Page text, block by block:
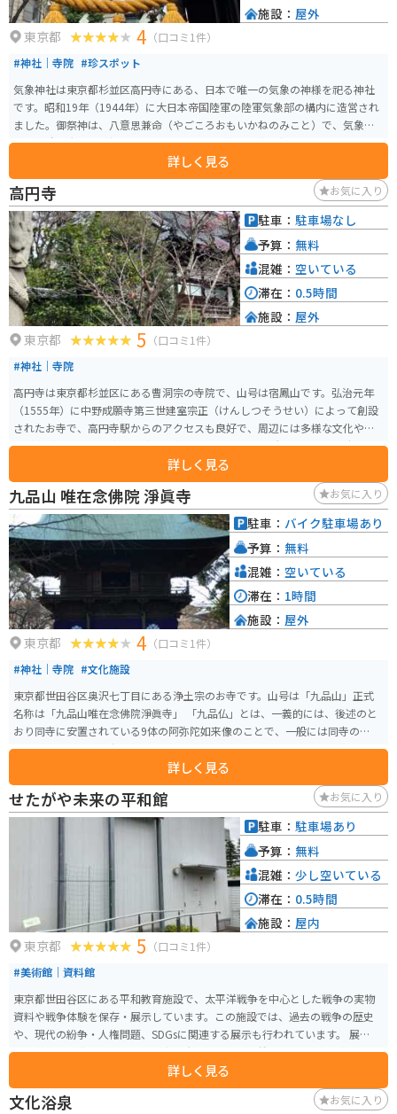
東京都 4 （口コミ1件）
#神社｜寺院 #珍スポット
気象神社は東京都杉並区高円寺にある、日本で唯一の気象の神様を祀る神社
です。昭和19年（1944年）に大日本帝国陸軍の陸軍気象部の構内に造営され
ました。御祭神は、八意思兼命（やごころおもいかねのみこと）で、気象条
件が戦略に大きな影響を与えることから、予報の適中を祈願する場として設
れており、特に晴天を願う「晴守り」などのお守りが人気です。歴史的背景
とユニークな祭神の存在で、大事な日の晴れを願って、毎日のように日本各
地から参拝者が訪れます。
詳しく見る
施設： 屋外
高円寺 お気に入り
東京都 5 （口コミ1件）
#神社｜寺院
高円寺は東京都杉並区にある曹洞宗の寺院で、山号は宿鳳山です。弘治元年
（1555年）に中野成願寺第三世建室宗正（けんしつそうせい）によって創設
されたお寺で、高円寺駅からのアクセスも良好で、周辺には多様な文化や歴
史が息づいており、都会の喧騒を忘れさせるような場所です。 「高円寺」の
地名はこのお寺に由来しています。かつてこの地の周辺には多数の桃の木が
あったことから『桃園』と称されていました。たびたび火災に見舞われ、現
在の本堂は1954年に再建されたものです。この地域はサブカルチャーの中心
地としても知られていますが、高円寺のような歴史ある寺院が存在すること
で、新旧の文化が融合したユニークな魅力を持っています。
詳しく見る
駐車： 駐車場なし
予算： 無料
混雑： 空いている
滞在： 0.5時間
施設： 屋外
九品山 唯在念佛院 淨眞寺 お気に入り
東京都 4 （口コミ1件）
#神社｜寺院 #文化施設
東京都世田谷区奥沢七丁目にある浄土宗のお寺です。山号は「九品山」正式
名称は「九品山唯在念佛院淨眞寺」 「九品仏」とは、一義的には、後述のと
おり同寺に安置されている9体の阿弥陀如来像のことで、一般には同寺の通称
となっています。同寺の周辺の地区を指す場合にも用いられることがありま
詳しく見る
駐車： バイク駐車場あり
予算： 無料
混雑： 空いている
滞在： 1時間
施設： 屋外
せたがや未来の平和館 お気に入り
東京都 5 （口コミ1件）
#美術館｜資料館
東京都世田谷区にある平和教育施設で、太平洋戦争を中心とした戦争の実物
資料や戦争体験を保存・展示しています。この施設では、過去の戦争の歴史
や、現代の紛争・人権問題、SDGsに関連する展示も行われています。 展示を
通じて戦争の悲惨さを学び、平和の大切さを考える機会を得ることができま
す。毎週火曜日が休館日で、年末年始には特別休館があります。入館料は無料
で、企画展やイベントなども定期的に開催されています。戦時中の品々が展
示されているコーナーもあり、平和の尊さを改めて認識できるスポットで
詳しく見る
駐車： 駐車場あり
予算： 無料
混雑： 少し空いている
滞在： 0.5時間
施設： 屋内
文化浴泉 お気に入り